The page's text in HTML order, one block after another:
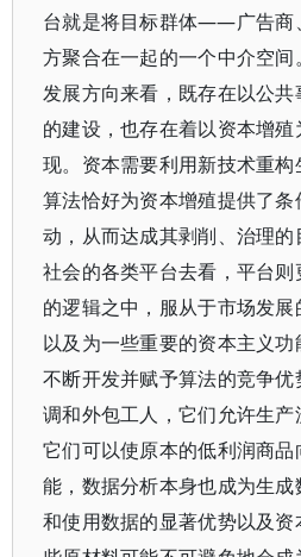
台就是将目标群体——广告商
方聚合在一起的一个中介空
发展方向来看，既存在以公
的建设，也存在着以资本增
现。资本需要利用新技术重
算法恰好为资本增殖提供了
动，从而达成其剥削、治理
社会的各类平台去看，平台
的逻辑之中，服从于市场发展
以及为一些重要的资本主义
不断开发并赋予算法的竞争
调和外包工人，它们允许生产
它们可以使原本的低利润商
能，数据分析本身也成为生
和使用数据的显著优势以及